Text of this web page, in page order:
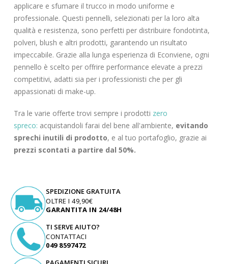
applicare e sfumare il trucco in modo uniforme e
professionale. Questi pennelli, selezionati per la loro alta
qualità e resistenza, sono perfetti per distribuire fondotinta,
polveri, blush e altri prodotti, garantendo un risultato
impeccabile. Grazie alla lunga esperienza di Econviene, ogni
pennello è scelto per offrire performance elevate a prezzi
competitivi, adatti sia per i professionisti che per gli
appassionati di make-up.
Tra le varie offerte trovi sempre i prodotti zero
spreco: acquistandoli farai del bene all'ambiente, evitando
sprechi inutili di prodotto, e al tuo portafoglio, grazie ai
prezzi scontati a partire dal 50%.
SPEDIZIONE GRATUITA
OLTRE I 49,90€
GARANTITA IN 24/48H
TI SERVE AIUTO?
CONTATTACI
049 8597472